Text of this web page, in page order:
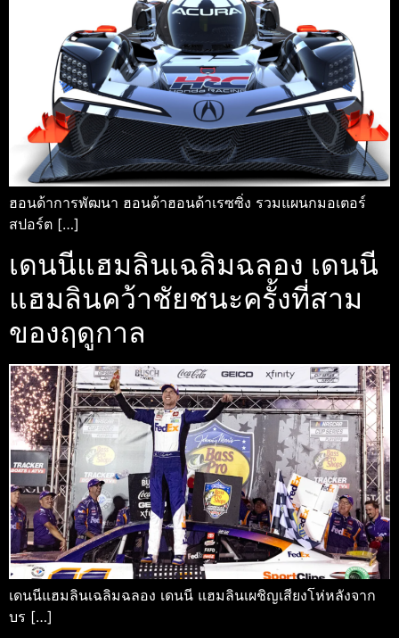
ฮอนด้าการพัฒนา ฮอนด้าฮอนด้าเรซซิ่ง รวมแผนกมอเตอร์
สปอร์ต […]
เดนนีแฮมลินเฉลิมฉลอง เดนนี
แฮมลินคว้าชัยชนะครั้งที่สาม
ของฤดูกาล
เดนนีแฮมลินเฉลิมฉลอง เดนนี แฮมลินเผชิญเสียงโห่หลังจาก
บร […]